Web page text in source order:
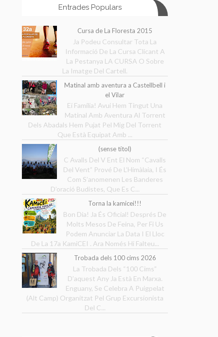
Entrades Populars
Cursa de La Floresta 2015
Ja Podeu Consultar Tota La
Informació De La Cursa Clicant A
La Pestanya LA CURSA O Sobre
La Imatge Del Cartell.
Matinal amb aventura a Castellbell i
el Vilar
Ei Família! Avui Hem Tingut Una
Matinal Amb Aventura Al Torrent
Dels Abadals Hem Pujat Pel Mig Del Torrent
Que Està Equipat Amb ...
(sense títol)
C Avalls Del V Ent El Nom “Cavalls
Del Vent” Prové De L’Himàlaia, I És
Com S’anomenen Les Banderes
D’oració Budistes, Que Es C...
Torna la kamicei!!!
Bon Dia! Ja És Oficial! Després De
Molts Mesos De Feina, Per Fi Us
Podem Anunciar La Data I El Lloc
De La 17a KamiCEI . Ara Només Hi Falteu...
Trobada dels 100 cims 2026
La Trobada Dels “100 Cims”
D’aquest Any Ja Està En Marxa.
Enguany, Se Celebra A Puigpelat
(Alt Camp) Organitzat Pel Grup Excursionista
Del C...